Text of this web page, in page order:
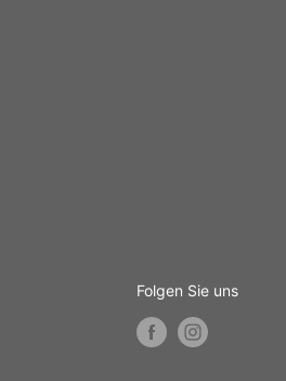
Folgen Sie uns